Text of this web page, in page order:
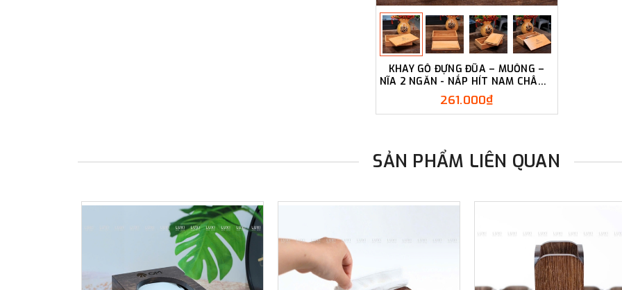
KHAY GỖ ĐỰNG ĐŨA – MUỖNG –
NĨA 2 NGĂN - NẮP HÍT NAM CHÂM -
LUXI DECOR
261.000₫
SẢN PHẨM LIÊN QUAN